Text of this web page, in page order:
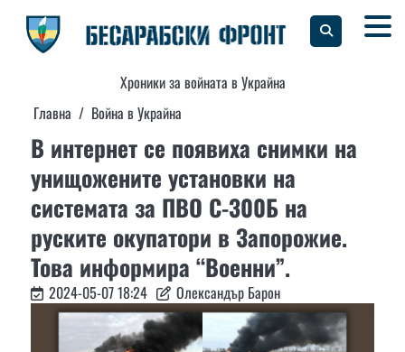
content
Хроники за войната в Украйна
Главна
Война в Украйна
В интернет се появиха снимки на
унищожените установки на
системата за ПВО С-300Б на
руските окупатори в Запорожие.
Това информира “Военни”.
2024-05-07 18:24 Олександър Барон